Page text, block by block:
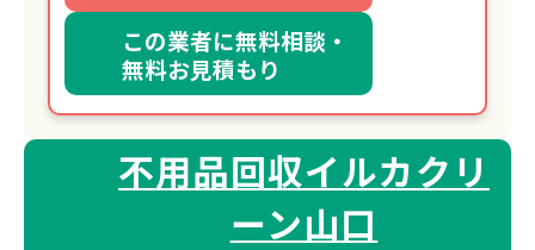
この業者に無料相談・
無料お見積もり
不用品回収イルカクリ
ーン山口